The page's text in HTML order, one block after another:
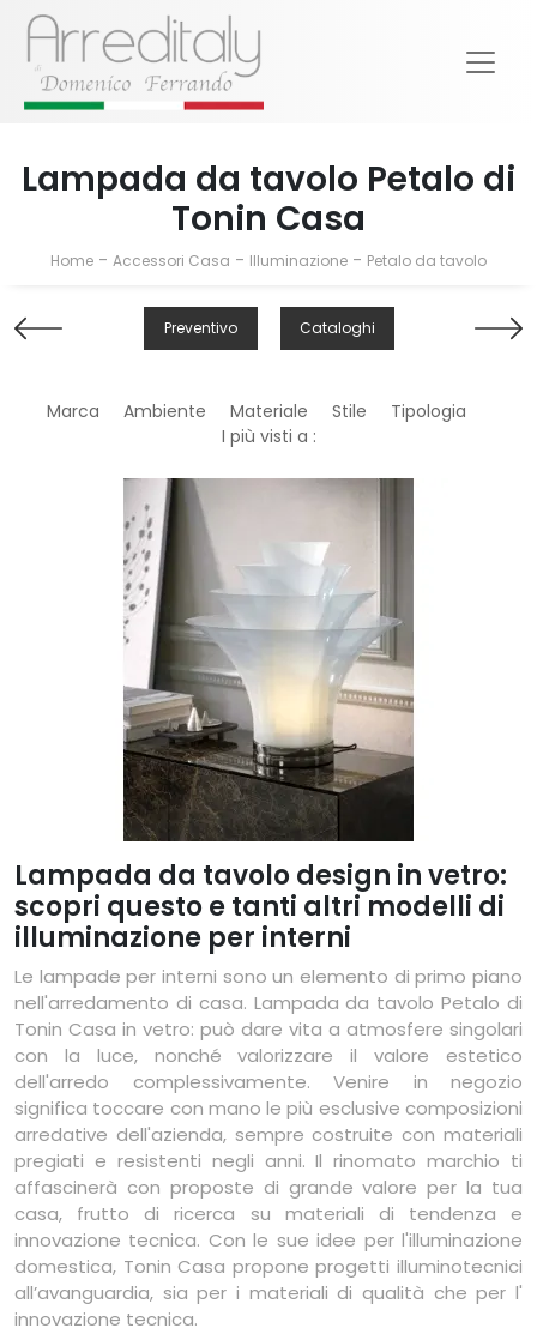
Lampada da tavolo Petalo di
Tonin Casa
Home - Accessori Casa - Illuminazione - Petalo da tavolo
Preventivo Cataloghi
Marca Ambiente Materiale Stile
Tipologia
I più visti a :
Lampada da tavolo design in vetro:
scopri questo e tanti altri modelli di
illuminazione per interni
Le lampade per interni sono un elemento di primo piano
nell'arredamento di casa. Lampada da tavolo Petalo di
Tonin Casa in vetro: può dare vita a atmosfere singolari
con la luce, nonché valorizzare il valore estetico
dell'arredo complessivamente. Venire in negozio
significa toccare con mano le più esclusive composizioni
arredative dell'azienda, sempre costruite con materiali
pregiati e resistenti negli anni. Il rinomato marchio ti
affascinerà con proposte di grande valore per la tua
casa, frutto di ricerca su materiali di tendenza e
innovazione tecnica. Con le sue idee per l'illuminazione
domestica, Tonin Casa propone progetti illuminotecnici
all’avanguardia, sia per i materiali di qualità che per l'
innovazione tecnica.